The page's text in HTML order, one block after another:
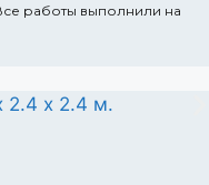
работы выполнили на